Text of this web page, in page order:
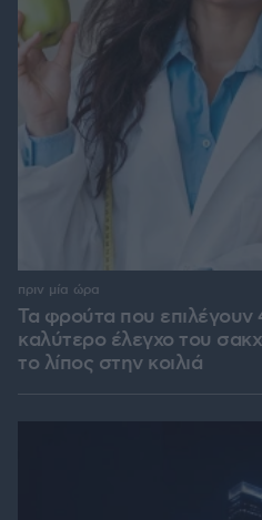
Τα φρούτα που επιλέγουν
καλύτερο έλεγχο του
το λίπος στην κοιλιά
πριν μία ώρα